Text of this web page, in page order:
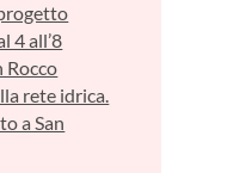
4 all’8
Rocco
rete idrica.
a San